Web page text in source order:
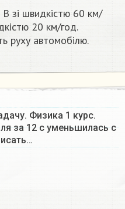
зі швидкістю 60 км/
20 км/год.
руху автомобілю.
Физика 1 курс.
за 12 с уменьшилась с